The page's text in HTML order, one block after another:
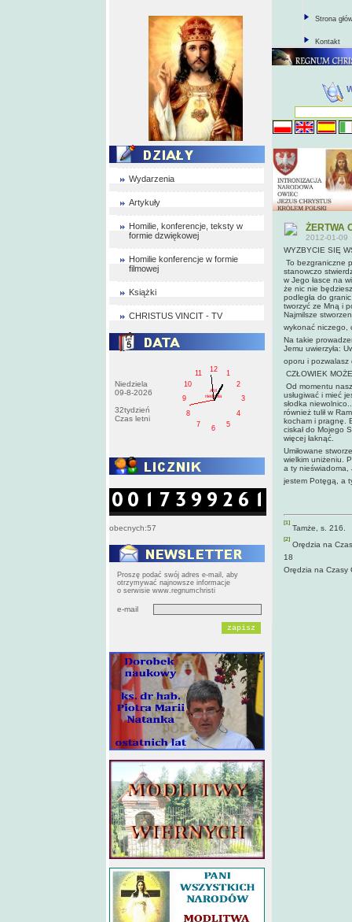
Wydarzenia
Artykuły
Homilie, konferencje, teksty w
formie dzwiękowej
Homilie konferencje w formie
filmowej
Książki
CHRISTUS VINCIT - TV
Niedziela
09-8-2026
32tydzień
Czas letni
1
2
3
4
5
6
7
8
9
10
11
12
AM
niedziela
obecnych:57
Proszę podać swój adres e-mail, aby
otrzymywać najnowsze informacje
o serwisie www.regnumchristi
e-mail
Strona
Kontakt
ŻERTWA
2012-01-09
WYZBYCIE SIĘ
To bezgraniczne
stanowczo
w Jego łasce na
że nic nie
podległa do
tworzyć ze Mną i
Najmilsze
wykonać niczego,
Na takie
Jemu uwierzyła:
oporu i pozwalasz
CZŁOWIEK
Od momentu
usługiwać i mieć
słodka
również tulił w
kocham i pragnę.
ciskał do Mojego
więcej łaknąć.
Umiłowane
wielkim uniżeniu.
a ty nie­świadoma,
jestem Potęgą, a
[1]
Tamże, s. 216.
[2]
Orędzia na
18
Orędzia na Czasy